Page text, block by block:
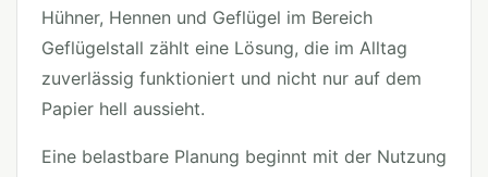
Hühner, Hennen und Geflügel im Bereich
Geflügelstall zählt eine Lösung, die im Alltag
zuverlässig funktioniert und nicht nur auf dem
Papier hell aussieht.
Eine belastbare Planung beginnt mit der Nutzung